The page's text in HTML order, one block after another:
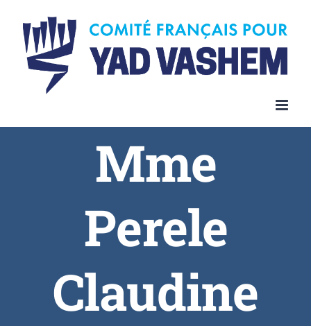
content
Mme
Perele
Claudine